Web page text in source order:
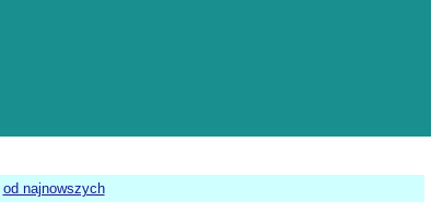
od najnowszych